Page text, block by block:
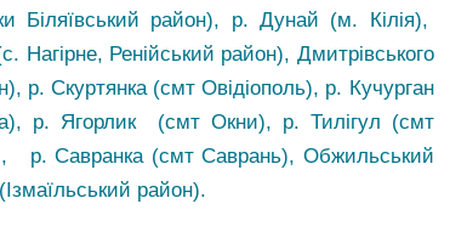
Біляївський район), р. Дунай (м. Кілія),
Ренійський район), Дмитрівського
р. Скуртянка (смт Овідіополь), р. Кучурган
р. Ягорлик (смт Окни), р. Тилігул (смт
р. Савранка (смт Саврань), Обжильський
район).